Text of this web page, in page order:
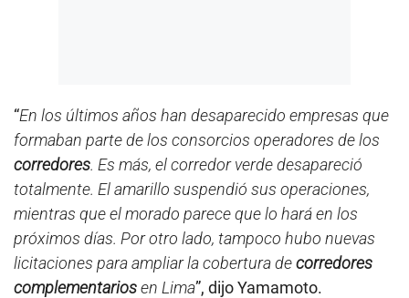
“En los últimos años han desaparecido empresas que
formaban parte de los consorcios operadores de los
corredores. Es más, el corredor verde desapareció
totalmente. El amarillo suspendió sus operaciones,
mientras que el morado parece que lo hará en los
próximos días. Por otro lado, tampoco hubo nuevas
licitaciones para ampliar la cobertura decorredores
complementariosen Lima”, dijo Yamamoto.